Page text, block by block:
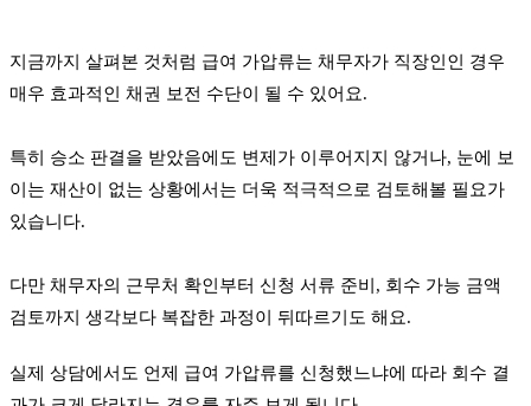
지금까지 살펴본 것처럼 급여 가압류는 채무자가 직장인인 경우
매우 효과적인 채권 보전 수단이 될 수 있어요.
특히 승소 판결을 받았음에도 변제가 이루어지지 않거나, 눈에 보
이는 재산이 없는 상황에서는 더욱 적극적으로 검토해볼 필요가
있습니다.
다만 채무자의 근무처 확인부터 신청 서류 준비, 회수 가능 금액
검토까지 생각보다 복잡한 과정이 뒤따르기도 해요.
실제 상담에서도 언제 급여 가압류를 신청했느냐에 따라 회수 결